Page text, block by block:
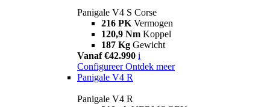
Panigale V4 S Corse
216 PK Vermogen
120,9 Nm Koppel
187 Kg Gewicht
Vanaf €42.990 i
Configureer Ontdek meer
Panigale V4 R
Panigale V4 R